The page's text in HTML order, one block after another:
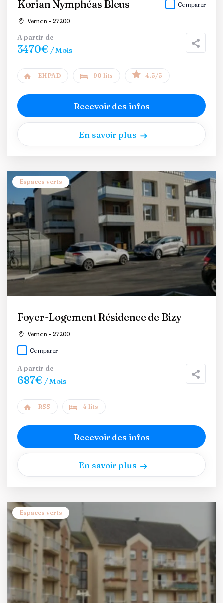
Korian Nymphéas Bleus
Vernon - 27200
Comparer
A partir de
3470€ / Mois
EHPAD 90 lits 4.5/5
Recevoir des infos
En savoir plus
Espaces verts
Foyer-Logement Résidence de Bizy
Vernon - 27200
Comparer
A partir de
687€ / Mois
RSS 4 lits
Recevoir des infos
En savoir plus
Espaces verts